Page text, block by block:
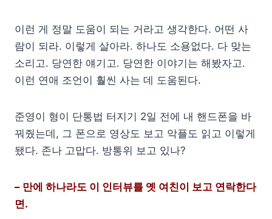
이런 게 정말 도움이 되는 거라고 생각한다. 어떤 사
람이 되라. 이렇게 살아라. 하나도 소용없다. 다 맞는
소리고. 당연한 얘기고. 당연한 이야기는 해봤자고.
이런 연애 조언이 훨씬 사는 데 도움된다.
준영이 형이 단통법 터지기 2일 전에 내 핸드폰을 바
꿔줬는데, 그 폰으로 영상도 보고 악플도 읽고 이렇게
됐다. 존나 고맙다. 방통위 보고 있나?
– 만에 하나라도 이 인터뷰를 옛 여친이 보고 연락한다
면.